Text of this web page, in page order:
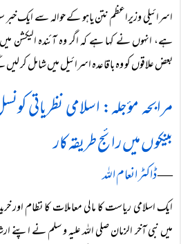
اسرائیلی وزیراعظم نتن یاہو کے حوالہ سے ایک
ہے، انہوں نے کہا ہے کہ اگر وہ آئندہ
بعض علاقوں کو وہ باقاعدہ اسرائیل میں شامل کر
مرابحہ مؤجلہ: اسلامی نظریاتی
بینکوں میں رائج طریقہ کار
―ڈاکٹر انعام اللہ
ایک اسلامی ریاست کا مالی معاملات کا نظام
میں نبی آخر الزمان صلی اللہ علیہ و سلم نے اپنے